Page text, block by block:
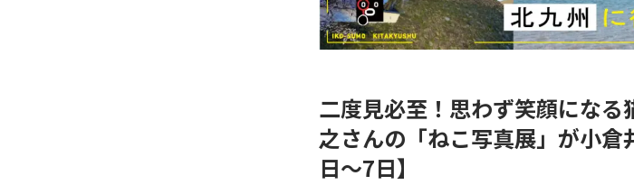
二度見必至！思わず笑顔になる
之さんの「ねこ写真展」が小
日〜7日】